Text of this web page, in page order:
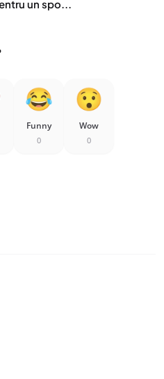
un spo...
Funny
0
Wow
0